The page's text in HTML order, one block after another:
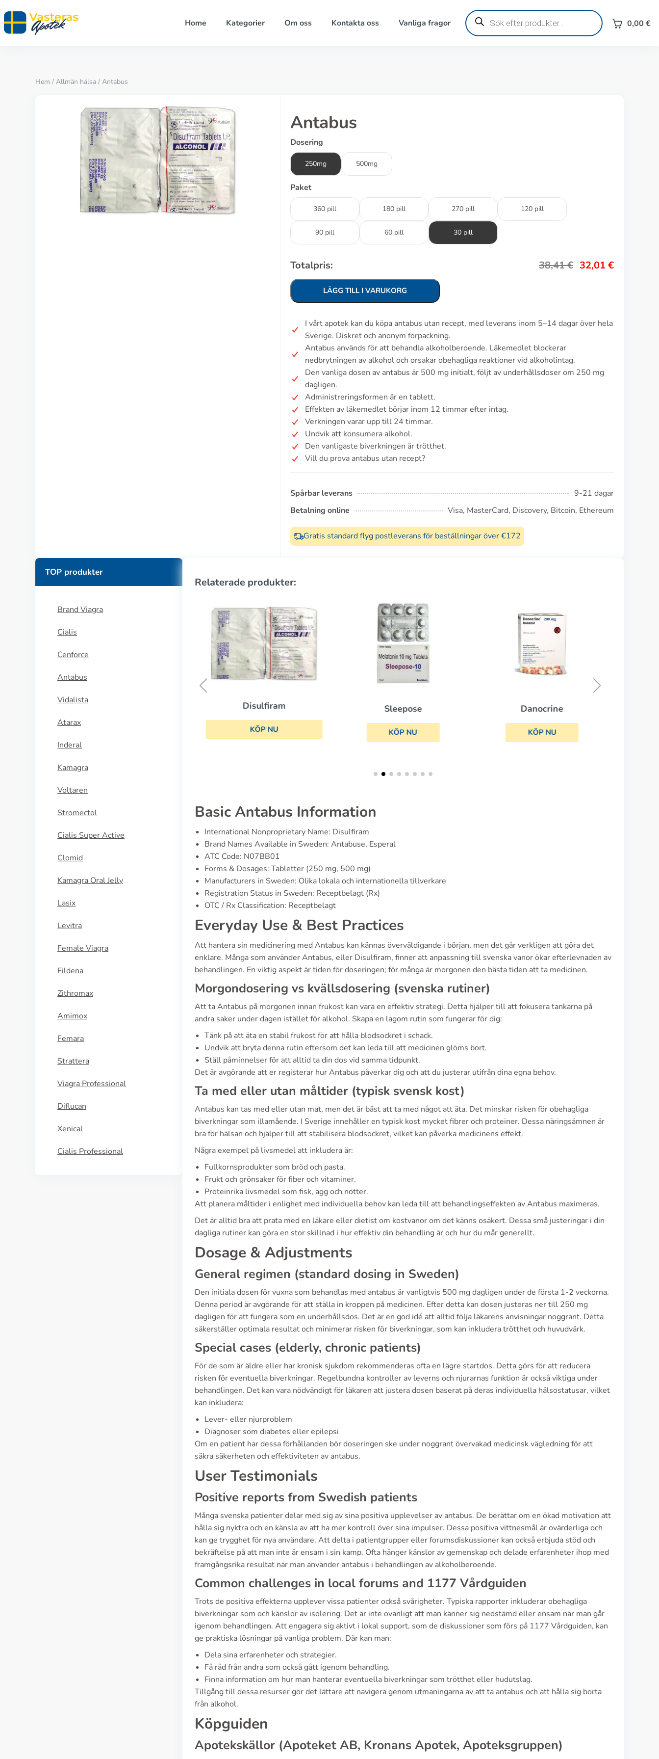
Home Kategorier Om oss Kontakta oss Vanliga fragor
Produktsökning
0,00 €
Hem / Allmän hälsa / Antabus
Antabus
Dosering
250mg 500mg
Paket
360 pill 180 pill 270 pill 120 pill
90 pill 60 pill 30 pill
Totalpris: 38,41€ 32,01 €
LÄGG TILL I VARUKORG
I vårt apotek kan du köpa antabus utan recept, med leverans inom 5–14 dagar över hela
Sverige. Diskret och anonym förpackning.
Antabus används för att behandla alkoholberoende. Läkemedlet blockerar
nedbrytningen av alkohol och orsakar obehagliga reaktioner vid alkoholintag.
Den vanliga dosen av antabus är 500 mg initialt, följt av underhållsdoser om 250 mg
dagligen.
Administreringsformen är en tablett.
Effekten av läkemedlet börjar inom 12 timmar efter intag.
Verkningen varar upp till 24 timmar.
Undvik att konsumera alkohol.
Den vanligaste biverkningen är trötthet.
Vill du prova antabus utan recept?
Spårbar leverans
9-21 dagar
Betalning online
Visa, MasterCard, Discovery, Bitcoin, Ethereum
Gratis standard flyg postleverans för beställningar över €172
TOP produkter
Brand Viagra
Cialis
Cenforce
Antabus
Vidalista
Atarax
Inderal
Kamagra
Voltaren
Stromectol
Cialis Super Active
Clomid
Kamagra Oral Jelly
Lasix
Levitra
Female Viagra
Fildena
Zithromax
Amimox
Femara
Strattera
Viagra Professional
Diflucan
Xenical
Cialis Professional
Relaterade produkter:
Disulfiram
KÖP NU
Sleepose
KÖP NU
Danocrine
KÖP NU
Basic Antabus Information
International Nonproprietary Name: Disulfiram
Brand Names Available in Sweden: Antabuse, Esperal
ATC Code: N07BB01
Forms & Dosages: Tabletter (250 mg, 500 mg)
Manufacturers in Sweden: Olika lokala och internationella tillverkare
Registration Status in Sweden: Receptbelagt (Rx)
OTC / Rx Classification: Receptbelagt
Everyday Use & Best Practices
Att hantera sin medicinering med Antabus kan kännas överväldigande i början, men det går verkligen att göra det
enklare. Många som använder Antabus, eller Disulfiram, finner att anpassning till svenska vanor ökar efterlevnaden av
behandlingen. En viktig aspekt är tiden för doseringen; för många är morgonen den bästa tiden att ta medicinen.
Morgondosering vs kvällsdosering (svenska rutiner)
Att ta Antabus på morgonen innan frukost kan vara en effektiv strategi. Detta hjälper till att fokusera tankarna på
andra saker under dagen istället för alkohol. Skapa en lagom rutin som fungerar för dig:
Tänk på att äta en stabil frukost för att hålla blodsockret i schack.
Undvik att bryta denna rutin eftersom det kan leda till att medicinen glöms bort.
Ställ påminnelser för att alltid ta din dos vid samma tidpunkt.
Det är avgörande att er registerar hur Antabus påverkar dig och att du justerar utifrån dina egna behov.
Ta med eller utan måltider (typisk svensk kost)
Antabus kan tas med eller utan mat, men det är bäst att ta med något att äta. Det minskar risken för obehagliga
biverkningar som illamående. I Sverige innehåller en typisk kost mycket fibrer och proteiner. Dessa näringsämnen är
bra för hälsan och hjälper till att stabilisera blodsockret, vilket kan påverka medicinens effekt.
Några exempel på livsmedel att inkludera är:
Fullkornsprodukter som bröd och pasta.
Frukt och grönsaker för fiber och vitaminer.
Proteinrika livsmedel som fisk, ägg och nötter.
Att planera måltider i enlighet med individuella behov kan leda till att behandlingseffekten av Antabus maximeras.
Det är alltid bra att prata med en läkare eller dietist om kostvanor om det känns osäkert. Dessa små justeringar i din
dagliga rutiner kan göra en stor skillnad i hur effektiv din behandling är och hur du mår generellt.
Dosage & Adjustments
General regimen (standard dosing in Sweden)
Den initiala dosen för vuxna som behandlas med antabus är vanligtvis 500 mg dagligen under de första 1-2 veckorna.
Denna period är avgörande för att ställa in kroppen på medicinen. Efter detta kan dosen justeras ner till 250 mg
dagligen för att fungera som en underhållsdos. Det är en god idé att alltid följa läkarens anvisningar noggrant. Detta
säkerställer optimala resultat och minimerar risken för biverkningar, som kan inkludera trötthet och huvudvärk.
Special cases (elderly, chronic patients)
För de som är äldre eller har kronisk sjukdom rekommenderas ofta en lägre startdos. Detta görs för att reducera
risken för eventuella biverkningar. Regelbundna kontroller av leverns och njurarnas funktion är också viktiga under
behandlingen. Det kan vara nödvändigt för läkaren att justera dosen baserat på deras individuella hälsostatusar, vilket
kan inkludera:
Lever- eller njurproblem
Diagnoser som diabetes eller epilepsi
Om en patient har dessa förhållanden bör doseringen ske under noggrant övervakad medicinsk vägledning för att
säkra säkerheten och effektiviteten av antabus.
User Testimonials
Positive reports from Swedish patients
Många svenska patienter delar med sig av sina positiva upplevelser av antabus. De berättar om en ökad motivation att
hålla sig nyktra och en känsla av att ha mer kontroll över sina impulser. Dessa positiva vittnesmål är ovärderliga och
kan ge trygghet för nya användare. Att delta i patientgrupper eller forumsdiskussioner kan också erbjuda stöd och
bekräftelse på att man inte är ensam i sin kamp. Ofta hänger känslor av gemenskap och delade erfarenheter ihop med
framgångsrika resultat när man använder antabus i behandlingen av alkoholberoende.
Common challenges in local forums and 1177 Vårdguiden
Trots de positiva effekterna upplever vissa patienter också svårigheter. Typiska rapporter inkluderar obehagliga
biverkningar som och känslor av isolering. Det är inte ovanligt att man känner sig nedstämd eller ensam när man går
igenom behandlingen. Att engagera sig aktivt i lokal support, som de diskussioner som förs på 1177 Vårdguiden, kan
ge praktiska lösningar på vanliga problem. Där kan man:
Dela sina erfarenheter och strategier.
Få råd från andra som också gått igenom behandling.
Finna information om hur man hanterar eventuella biverkningar som trötthet eller hudutslag.
Tillgång till dessa resurser gör det lättare att navigera genom utmaningarna av att ta antabus och att hålla sig borta
från alkohol.
Köpguiden
Apotekskällor (Apoteket AB, Kronans Apotek, Apoteksgruppen)